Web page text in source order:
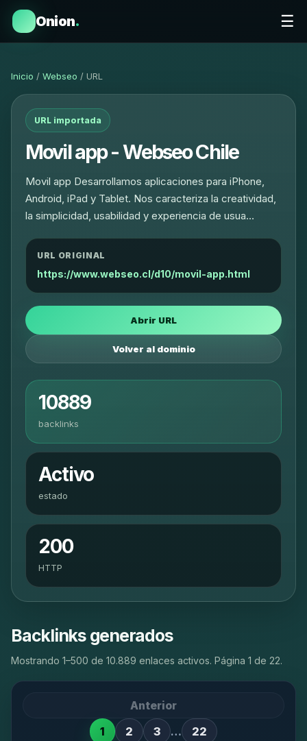
Onion. ☰
Inicio / Webseo / URL
URL importada
Movil app - Webseo Chile
Movil app Desarrollamos aplicaciones para iPhone,
Android, iPad y Tablet. Nos caracteriza la creatividad,
la simplicidad, usabilidad y experiencia de usua…
URL ORIGINAL
https://www.webseo.cl/d10/movil-app.html
Abrir URL
Volver al dominio
10889
backlinks
Activo
estado
200
HTTP
Backlinks generados
Mostrando 1–500 de 10.889 enlaces activos. Página 1 de 22.
Anterior
1
2 3 …
22